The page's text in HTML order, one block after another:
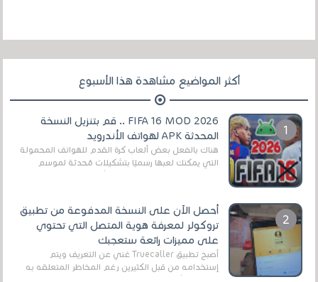
أكثر المواضيع مشاهدة هذا الأسبوع
FIFA 16 MOD 2026 .. قم بتنزيل النسخة
المحدثة APK لهواتف الأندرويد
هناك بالفعل بعض ألعاب كرة القدم للهواتف المحمولة
التي يمكنك لعبها رسميًا بتشكيلات مُحدثة لموسم
أحصل الآن على النسخة المدفوعة من تطبيق
تروكولر لمعرفة هوية المتصل التي تحتوي
على مميزات رائعة ستعجبك
أصبح تطبيق Truecaller غني عن التعريف ويتم
إستخدامه من قبل الكثيرين رغم المخاطر المتعلقه به